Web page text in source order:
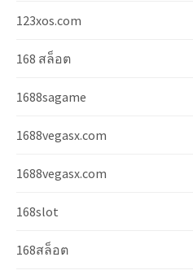
123xos.com
168 สล็อต
1688sagame
1688vegasx.com
1688vegasx.com
168slot
168สล็อต